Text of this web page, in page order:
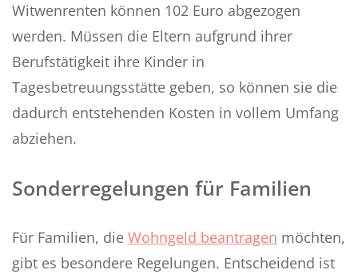
Witwenrenten können 102 Euro abgezogen
werden. Müssen die Eltern aufgrund ihrer
Berufstätigkeit ihre Kinder in
Tagesbetreuungsstätte geben, so können sie die
dadurch entstehenden Kosten in vollem Umfang
abziehen.
Sonderregelungen für Familien
Für Familien, die Wohngeld beantragen möchten,
gibt es besondere Regelungen. Entscheidend ist